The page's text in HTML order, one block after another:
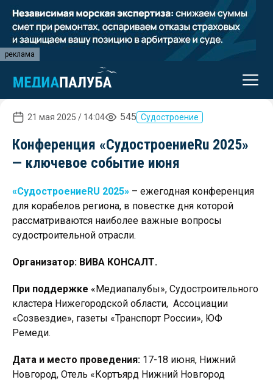
реклама
21 мая 2025 / 14:04 545 Судостроение
Конференция «СудостроениеRu 2025»
— ключевое событие июня
«СудостроениеRU 2025» – ежегодная конференция
для корабелов региона, в повестке дня которой
рассматриваются наиболее важные вопросы
судостроительной отрасли.
Организатор: ВИВА КОНСАЛТ.
При поддержке «Медиапалубы», Судостроительного
кластера Нижегородской области, Ассоциации
«Созвездие», газеты «Транспорт России», ЮФ
Ремеди.
Дата и место проведения: 17-18 июня, Нижний
Новгород, Отель «Кортъярд Нижний Новгород